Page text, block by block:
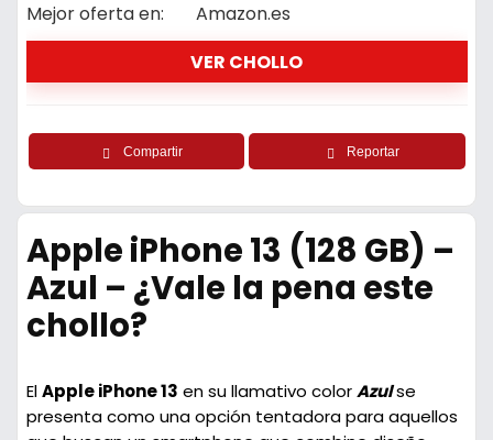
Mejor oferta en:
Amazon.es
VER CHOLLO
Compartir Reportar
Apple iPhone 13 (128 GB) –
Azul – ¿Vale la pena este
chollo?
ElApple iPhone 13 en su llamativo colorAzulse
presenta como una opción tentadora para aquellos